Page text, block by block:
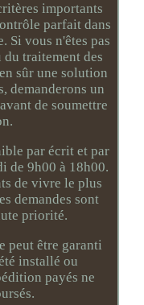
importants
parfait dans
Si vous n'êtes pas
traitement des
sûr une solution
demanderons un
de soumettre
par écrit et par
de 9h00 à 18h00.
de vivre le plus
demandes sont
priorité.
peut être garanti
installé ou
payés ne